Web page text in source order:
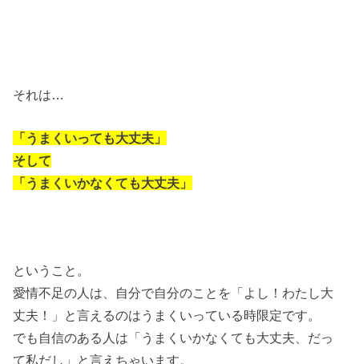
それは…
「うまくいっても大丈夫」
そして
「うまくいかなくても大丈夫」
ということ。
愛情不足の人は、自分で自分のことを「よし！わたし大
丈夫！」と言えるのはうまくいっている時限定です。
でも自信のある人は「うまくいかなくても大丈夫、だっ
て私だし」と言えちゃいます。